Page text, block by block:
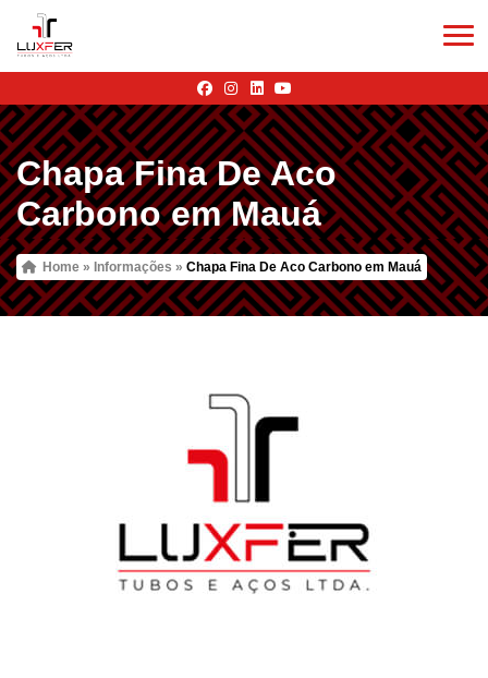
Chapa Fina De Aco
Carbono em Mauá
Home » Informações » Chapa Fina De Aco Carbono em Mauá